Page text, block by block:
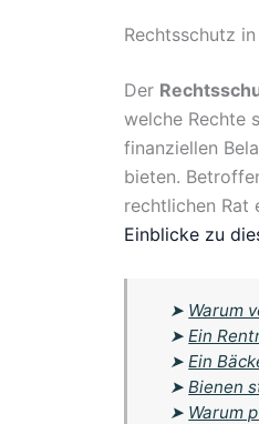
Rechtsschutz
Der
welche Rechte
finanziellen
bieten.
rechtlichen Rat
Einblicke zu
➤ Warum
➤Ein
➤Ein
➤Bienen
➤ Warum